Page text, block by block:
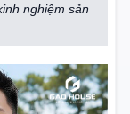
nghiệm sản